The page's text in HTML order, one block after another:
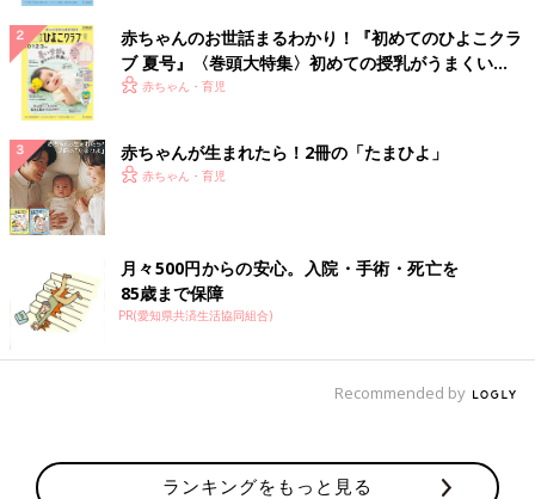
赤ちゃんのお世話まるわかり！『初めてのひよこクラ
ブ 夏号』〈巻頭大特集〉初めての授乳がうまくい
く！ おっぱい・ミルクの基本と夏のトラブル 解決テ
赤ちゃん・育児
赤ちゃんが生まれたら！2冊の「たまひよ」
赤ちゃん・育児
月々500円からの安心。入院・手術・死亡を
85歳まで保障
PR(愛知県共済生活協同組合)
Recommended by
ランキングをもっと見る